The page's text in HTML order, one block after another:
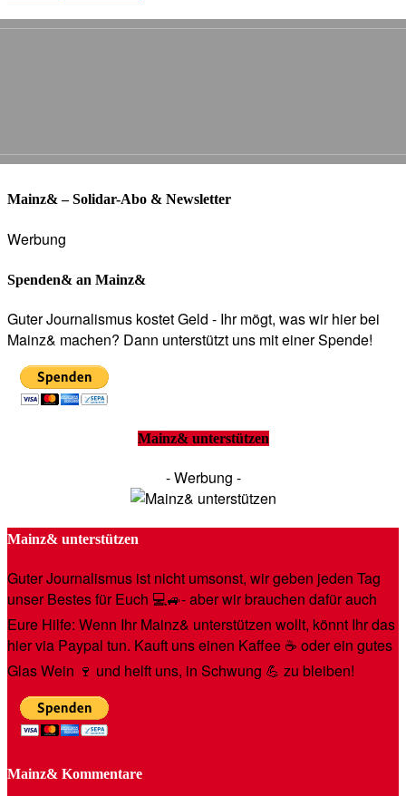
Mainz& – Solidar-Abo & Newsletter
Werbung
Spenden& an Mainz&
Guter Journalismus kostet Geld - Ihr mögt, was wir hier bei
Mainz& machen? Dann unterstützt uns mit einer Spende!
Mainz& unterstützen
- Werbung -
Mainz& unterstützen
Guter Journalismus ist nicht umsonst, wir geben jeden Tag
unser Bestes für Euch 💻🚙- aber wir brauchen dafür auch
Eure Hilfe: Wenn Ihr Mainz& unterstützen wollt, könnt Ihr das
hier via Paypal tun. Kauft uns einen Kaffee ☕️ oder ein gutes
Glas Wein 🍷 und helft uns, in Schwung 💪 zu bleiben!
Mainz& Kommentare